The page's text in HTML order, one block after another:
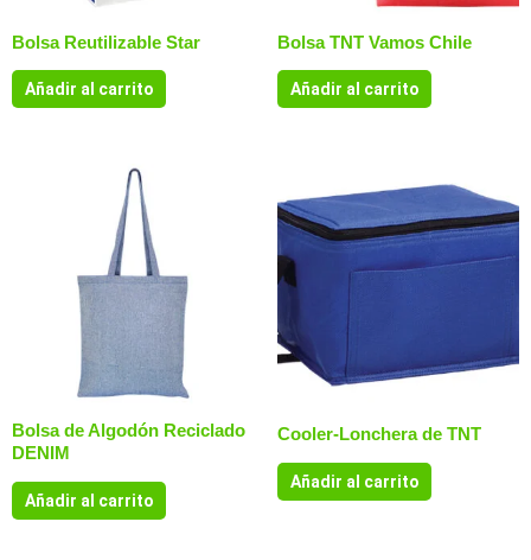
Bolsa Reutilizable Star
Añadir al carrito
Bolsa TNT Vamos Chile
Añadir al carrito
Bolsa de Algodón Reciclado
DENIM
Añadir al carrito
Cooler-Lonchera de TNT
Añadir al carrito